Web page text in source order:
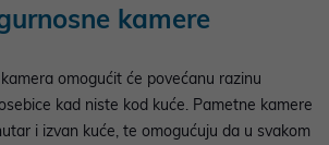
kamere
omogućit će povećanu razinu
kad niste kod kuće. Pametne kamere
i izvan kuće, te omogućuju da u svakom